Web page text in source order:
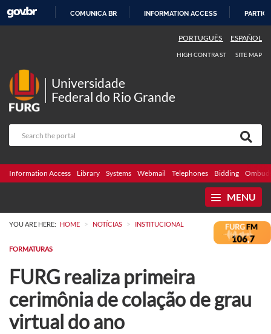
COMUNICA BR INFORMATION ACCESS
PORTUGUÊS ESPAÑOL
HIGH CONTRAST SITE MAP
Universidade
Federal do Rio Grande
Information Access Library Systems Webmail Telephones Bidding
MENU
YOU ARE HERE: HOME > NOTÍCIAS > INSTITUCIONAL
FORMATURAS
FURG realiza primeira
cerimônia de colação de grau
virtual do ano